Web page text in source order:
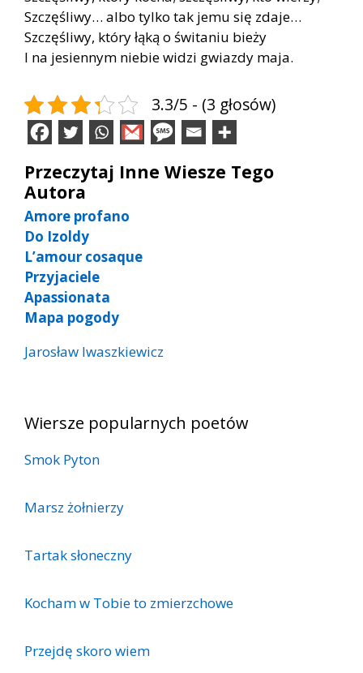
Szczęśliwy… albo tylko tak jemu się zdaje…
Szczęśliwy, który łąką o świtaniu bieży
I na jesiennym niebie widzi gwiazdy maja.
3.3/5 - (3 głosów)
Przeczytaj Inne Wiesze Tego
Autora
Amore profano
Do Izoldy
L’amour cosaque
Przyjaciele
Apassionata
Mapa pogody
Jarosław Iwaszkiewicz
Wiersze popularnych poetów
Smok Pyton
Marsz żołnierzy
Tartak słoneczny
Kocham w Tobie to zmierzchowe
Przejdę skoro wiem